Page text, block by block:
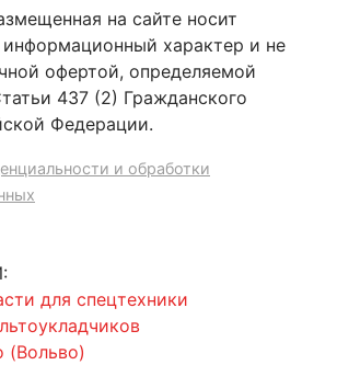
на сайте носит
характер и не
офертой, определяемой
437 (2) Гражданского
Федерации.
и обработки
для спецтехники
(Вольво)